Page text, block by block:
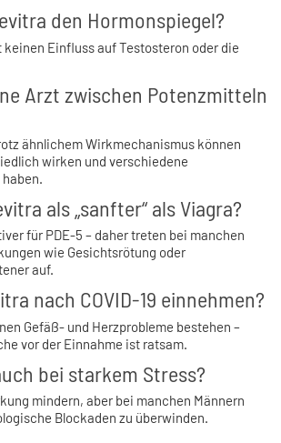
den Hormonspiegel?
keinen Einfluss auf Testosteron oder die
Arzt zwischen Potenzmitteln
ähnlichem Wirkmechanismus können
wirken und verschiedene
als „sanfter“ als Viagra?
für PDE-5 – daher treten bei manchen
wie Gesichtsrötung oder
auf.
nach COVID-19 einnehmen?
Gefäß- und Herzprobleme bestehen –
vor der Einnahme ist ratsam.
bei starkem Stress?
mindern, aber bei manchen Männern
Blockaden zu überwinden.